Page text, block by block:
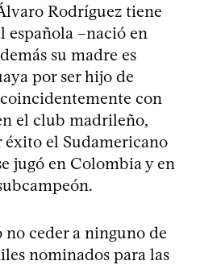
Rodríguez tiene
–nació en
su madre es
por ser hijo de
con
el club madrileño,
el Sudamericano
jugó en Colombia y en
ceder a ninguno de
nominados para las